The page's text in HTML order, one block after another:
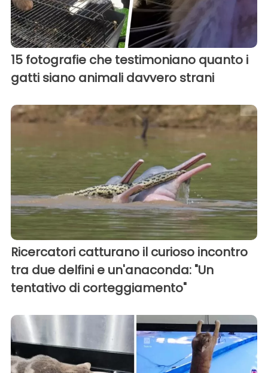
15 fotografie che testimoniano quanto i
gatti siano animali davvero strani
Ricercatori catturano il curioso incontro
tra due delfini e un'anaconda: "Un
tentativo di corteggiamento"